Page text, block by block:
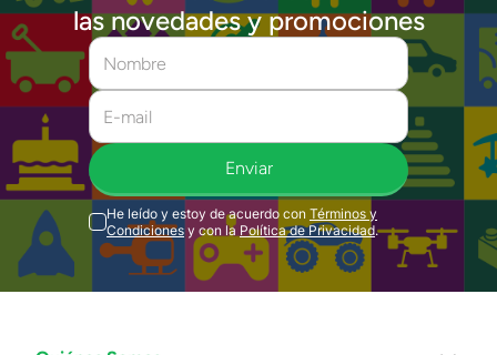
las novedades y promociones
Enviar
He leído y estoy de acuerdo con Términos y
Condiciones y con la Política de Privacidad.